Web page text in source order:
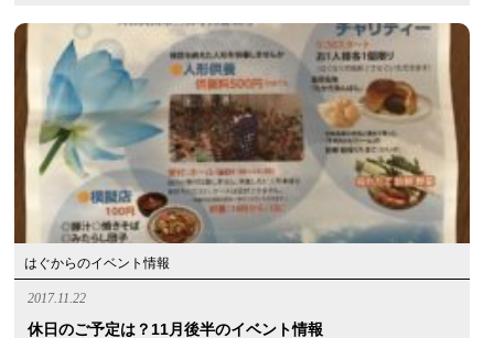
はぐからのイベント情報
2017.11.22
休日のご予定は？11月後半のイベント情報